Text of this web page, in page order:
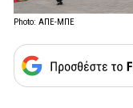
Photo: ΑΠΕ-ΜΠΕ